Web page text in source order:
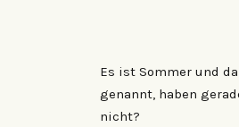
Es ist Sommer und
genannt, haben
nicht?